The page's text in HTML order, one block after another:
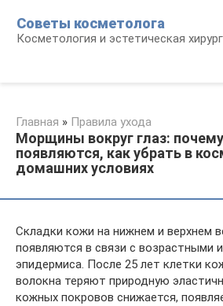
контенту
Советы косметолога
Косметология и эстетическая
Главная » Правила ухода
Морщины вокруг глаз:
появляются, как убрать в
домашних условиях
Складки кожи на нижнем и верхнем
появляются в связи с возрастными
эпидермиса. После 25 лет клетки
волокна теряют природную
кожных покровов снижается,